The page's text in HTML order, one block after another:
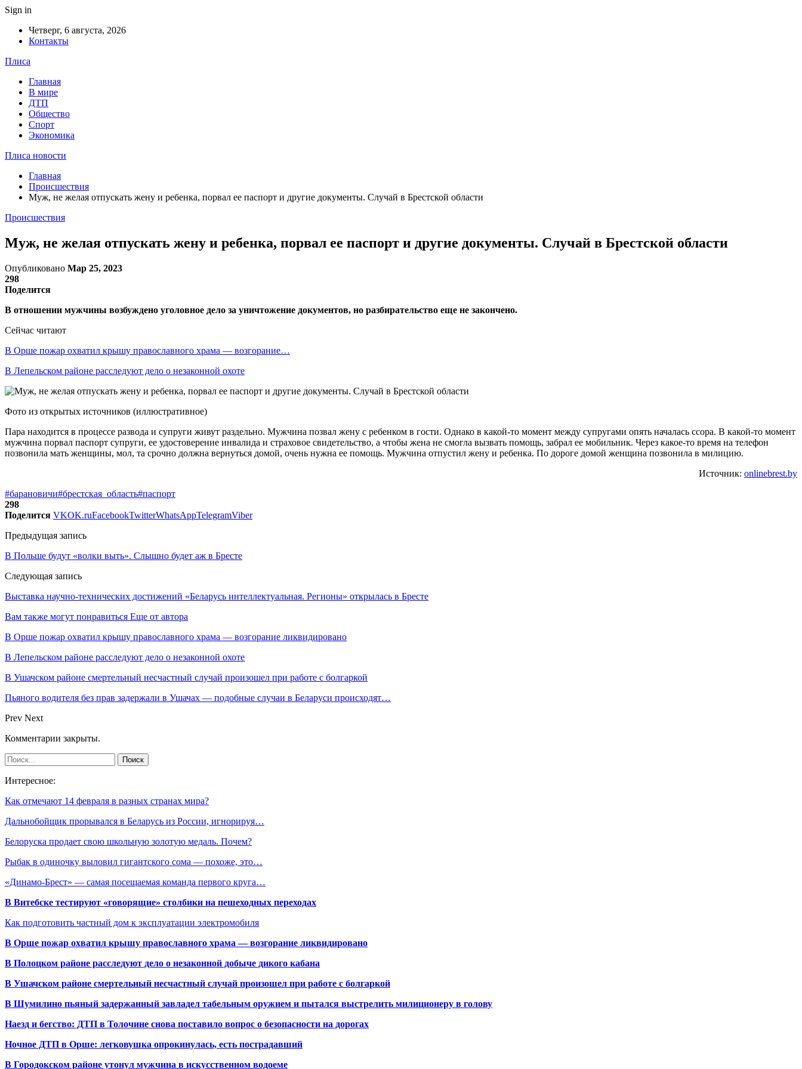
Sign in
Четверг, 6 августа, 2026
Контакты
Плиса
Главная
В мире
ДТП
Общество
Спорт
Экономика
Плиса новости
Главная
Происшествия
Муж, не желая отпускать жену и ребенка, порвал ее паспорт и другие документы. Случай в Брестской области
Происшествия
Муж, не желая отпускать жену и ребенка, порвал ее паспорт и другие документы. Случай в Брестской области
Опубликовано Мар 25, 2023
298
Поделится
В отношении мужчины возбуждено уголовное дело за уничтожение документов, но разбирательство еще не закончено.
Сейчас читают
В Орше пожар охватил крышу православного храма — возгорание…
В Лепельском районе расследуют дело о незаконной охоте
Фото из открытых источников (иллюстративное)
Пара находится в процессе развода и супруги живут раздельно. Мужчина позвал жену с ребенком в гости. Однако в какой-то момент между супругами опять началась ссора. В какой-то момент
мужчина порвал паспорт супруги, ее удостоверение инвалида и страховое свидетельство, а чтобы жена не смогла вызвать помощь, забрал ее мобильник. Через какое-то время на телефон
позвонила мать женщины, мол, та срочно должна вернуться домой, очень нужна ее помощь. Мужчина отпустил жену и ребенка. По дороге домой женщина позвонила в милицию.
Источник: onlinebrest.by
#барановичи#брестская_область#паспорт
298
Поделится VKOK.ruFacebookTwitterWhatsAppTelegramViber
Предыдущая запись
В Польше будут «волки выть». Слышно будет аж в Бресте
Следующая запись
Выставка научно-технических достижений «Беларусь интеллектуальная. Регионы» открылась в Бресте
Вам также могут понравиться Еще от автора
В Орше пожар охватил крышу православного храма — возгорание ликвидировано
В Лепельском районе расследуют дело о незаконной охоте
В Ушачском районе смертельный несчастный случай произошел при работе с болгаркой
Пьяного водителя без прав задержали в Ушачах — подобные случаи в Беларуси происходят…
Prev Next
Комментарии закрыты.
Интересное:
Как отмечают 14 февраля в разных странах мира?
Дальнобойщик прорывался в Беларусь из России, игнорируя…
Белоруска продает свою школьную золотую медаль. Почем?
Рыбак в одиночку выловил гигантского сома — похоже, это…
«Динамо-Брест» — самая посещаемая команда первого круга…
В Витебске тестируют «говорящие» столбики на пешеходных переходах
Как подготовить частный дом к эксплуатации электромобиля
В Орше пожар охватил крышу православного храма — возгорание ликвидировано
В Полоцком районе расследуют дело о незаконной добыче дикого кабана
В Ушачском районе смертельный несчастный случай произошел при работе с болгаркой
В Шумилино пьяный задержанный завладел табельным оружием и пытался выстрелить милиционеру в голову
Наезд и бегство: ДТП в Толочине снова поставило вопрос о безопасности на дорогах
Ночное ДТП в Орше: легковушка опрокинулась, есть пострадавший
В Городокском районе утонул мужчина в искусственном водоеме